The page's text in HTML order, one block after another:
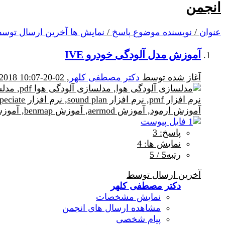
انجمن
عنوان / نویسنده موضوع پاسخ / نمایش ها آخرین ارسال
آموزش مدل آلودگی خودرو IVE
آغاز شده توسط دکتر مصطفی کلهر , 02-20-2018 10:07 AM
پاسخ: 3
نمایش ها: 4
رتبه5 / 5
آخرین ارسال توسط
دکتر مصطفی کلهر
نمایش مشخصات
مشاهده ارسال های انجمن
پیام شخصی